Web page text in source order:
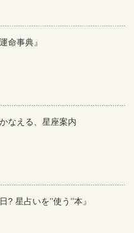
命事典』
なえる、星座案内
? 星占いを’’使う’’本』